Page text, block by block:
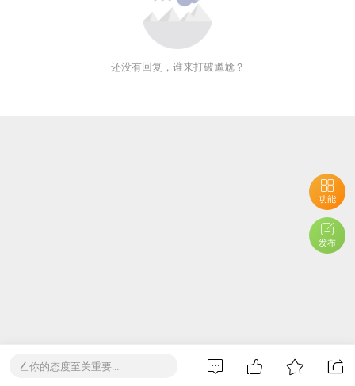
功能
发布
还没有回复，谁来打破尴尬？
你的态度至关重要...